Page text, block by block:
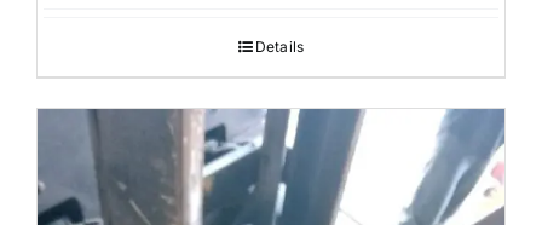
Details